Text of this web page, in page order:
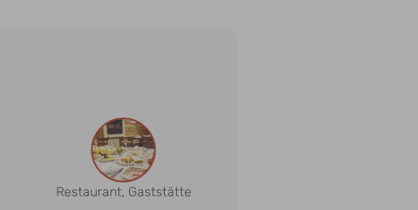
Restaurant, Gaststätte